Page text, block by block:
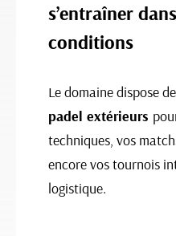
s’entraîner
conditions
Le domaine dispose de
padel extérieurs
techniques, vos
encore vos tournois
logistique.